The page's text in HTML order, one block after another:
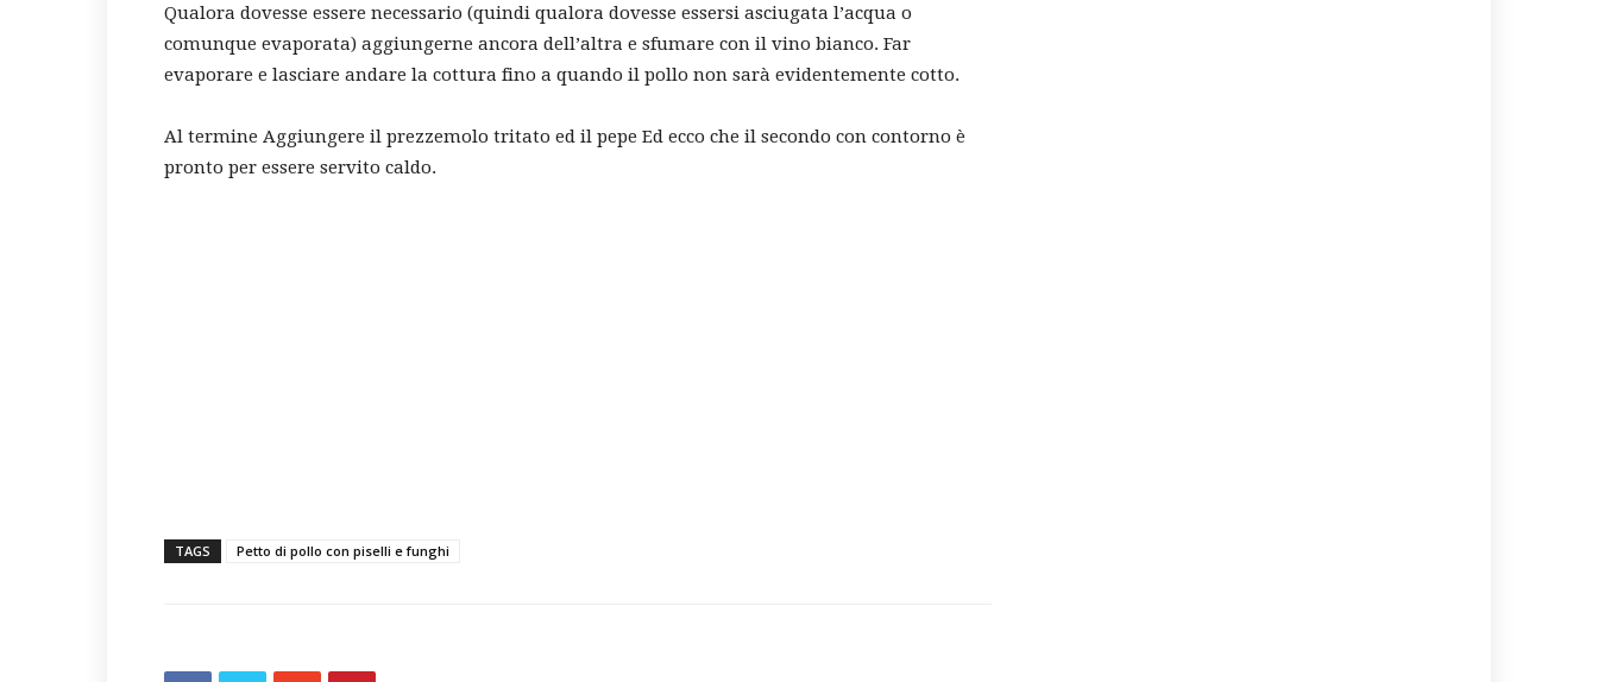
Qualora dovesse essere necessario (quindi qualora dovesse essersi asciugata l’acqua o
comunque evaporata) aggiungerne ancora dell’altra e sfumare con il vino bianco. Far
evaporare e lasciare andare la cottura fino a quando il pollo non sarà evidentemente cotto.
Al termine Aggiungere il prezzemolo tritato ed il pepe Ed ecco che il secondo con contorno è
pronto per essere servito caldo.
TAGS Petto di pollo con piselli e funghi